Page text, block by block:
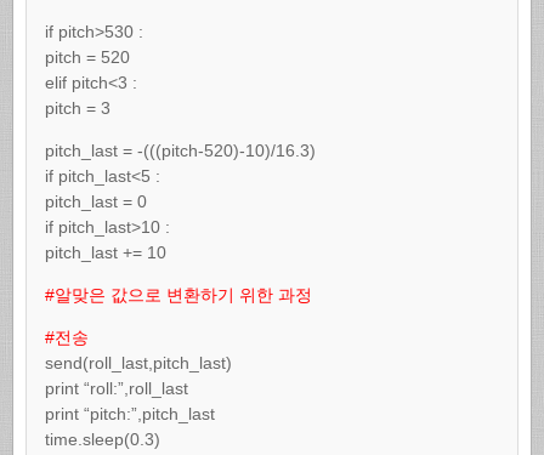
if pitch>530 :
pitch = 520
elif pitch<3 :
pitch = 3
pitch_last = -(((pitch-520)-10)/16.3)
if pitch_last<5 :
pitch_last = 0
if pitch_last>10 :
pitch_last += 10
#알맞은 값으로 변환하기 위한 과정
#전송
send(roll_last,pitch_last)
print “roll:”,roll_last
print “pitch:”,pitch_last
time.sleep(0.3)